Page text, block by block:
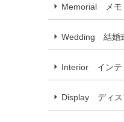
Memorial メモ
Wedding 結婚
Interior インテ
Display ディス